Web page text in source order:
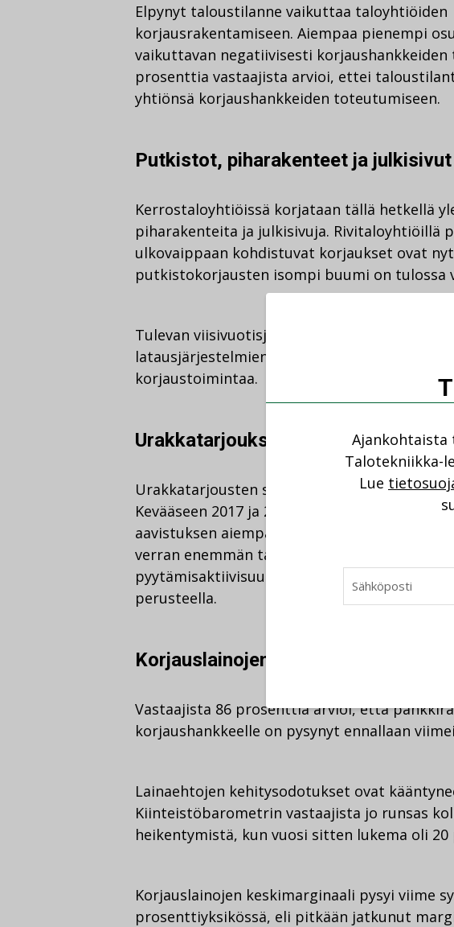
Elpynyt taloustilanne vaikuttaa taloyhtiöiden
korjausrakentamiseen. Aiempaa pienempi
vaikuttavan negatiivisesti
prosenttia vastaajista arvioi, ettei
yhtiönsä korjaushankkeiden toteutumiseen.
Putkistot, piharakenteet ja
Kerrostaloyhtiöissä korjataan tällä hetkellä
piharakenteita ja julkisivuja. Rivitaloyhtiöillä
ulkovaippaan kohdistuvat korjaukset ovat
putkistokorjausten isompi buumi on tulossa
Tulevan viisivuotisjakson aikana ulkovaipan
latausjärjestelmien toteuttamiset ovat isossa
korjaustoimintaa.
Urakkatarjouksia saadaan miltei
Urakkatarjousten saatavuudessa ei ole
Kevääseen 2017 ja 2016 verrattuna taloyhtiöt
aavistuksen aiempaa vähemmän.
verran enemmän tarjouksia kuin
pyytämisaktiivisuus on pysynyt viime vuodet
perusteella.
Korjauslainojen keskimarginaali 0,9
Vastaajista 86 prosenttia arvioi, että
korjaushankkeelle on pysynyt ennallaan
Lainaehtojen kehitysodotukset ovat
Kiinteistöbarometrin vastaajista jo runsas
heikentymistä, kun vuosi sitten lukema oli
Korjauslainojen keskimarginaali pysyi viime
prosenttiyksikössä, eli pitkään jatkunut
Ajankohtaista
Talotekniikka-
Lue